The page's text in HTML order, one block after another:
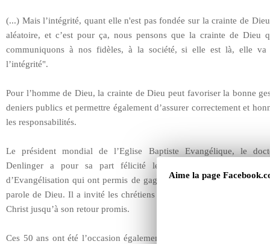
Aime la page
(...) Mais l’intégrité, quant elle n'est pas fondée sur la crainte de
aléatoire, et c’est pour ça, nous pensons que la crainte de Dieu
communiquons à nos fidèles, à la société, si elle est là, elle va
l’intégrité".
Pour l’homme de Dieu, la crainte de Dieu peut favoriser la bonne
deniers publics et permettre également d’assurer correctement et
les responsabilités.
Le président mondial de l’Eglise Baptiste Evangélique, le
Denlinger a pour sa part félicité les Eglises pour ces
d’Evangélisation qui ont permis de gagner des âmes et pour leur
parole de Dieu. Il a invité les chrétiens à continuer à servir le
Christ jusqu’à son retour promis.
Ces 50 ans ont été l’occasion également de rendre gloire à Dieu,